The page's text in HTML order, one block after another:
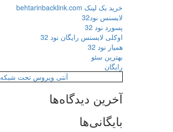
خرید بک لینک behtarinbacklink.com
لایسنس نود32
پسورد نود 32
اوکلی لایسنس رایگان نود 32
همیار نود 32
بهترین سئو
رایگان
آنتی ویروس تحت شبکه
آخرین دیدگاه‌ها
بایگانی‌ها